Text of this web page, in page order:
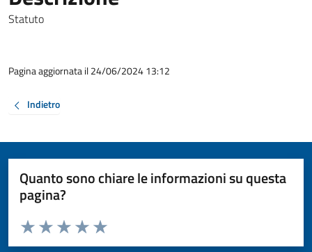
Statuto
Pagina aggiornata il 24/06/2024 13:12
Indietro
Quanto sono chiare le informazioni su questa
pagina?
Valuta da 1 a 5 stelle la pagina
Valuta 5 stelle su 5
Valuta 4 stelle su 5
Valuta 3 stelle su 5
Valuta 2 stelle su 5
Valuta 1 stelle su 5